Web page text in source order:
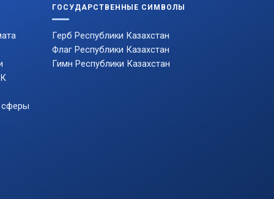
сферы
ГОСУДАРСТВЕННЫЕ СИМВОЛЫ
Герб Республики Казахстан
Флаг Республики Казахстан
Гимн Республики Казахстан